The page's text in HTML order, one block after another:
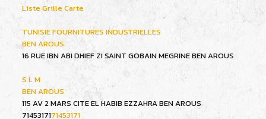
ListeGrilleCarte
TUNISIE FOURNITURES INDUSTRIELLES
BEN AROUS
16 RUE IBN ABI DHIEF ZI SAINT GOBAIN MEGRINE BEN AROUS
S L M
BEN AROUS
115 AV 2 MARS CITE EL HABIB EZZAHRA BEN AROUS
7145317171453171